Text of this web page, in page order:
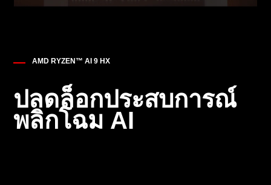
AMD RYZEN™ AI 9 HX
ปลดล็อกประสบการณ์
พลิกโฉม AI